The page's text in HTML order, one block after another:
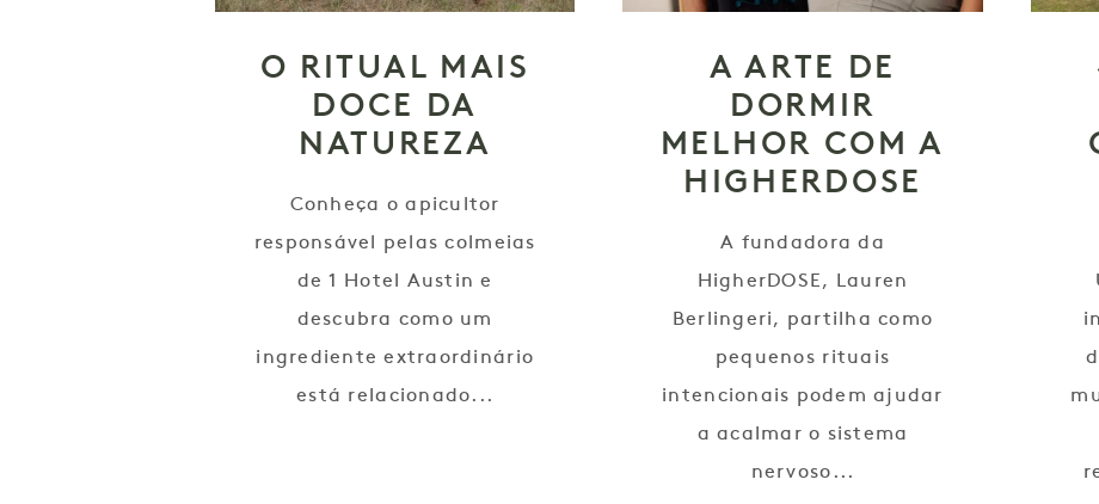
O RITUAL MAIS
DOCE DA
NATUREZA
Conheça o apicultor
responsável pelas colmeias
de 1 Hotel Austin e
descubra como um
ingrediente extraordinário
está relacionado...
A ARTE DE
DORMIR
MELHOR COM A
HIGHERDOSE
A fundadora da
HigherDOSE, Lauren
Berlingeri, partilha como
pequenos rituais
intencionais podem ajudar
a acalmar o sistema
nervoso...